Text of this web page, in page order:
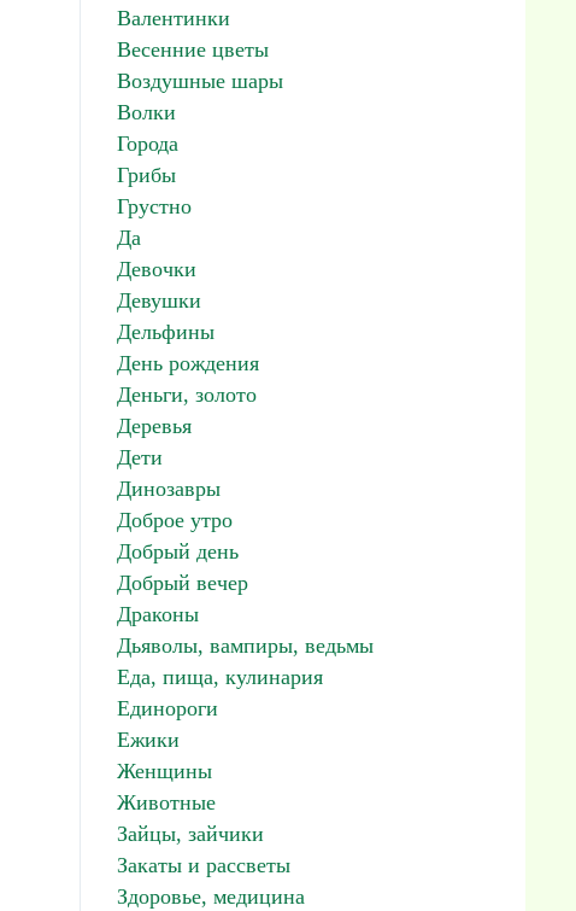
Валентинки
Весенние цветы
Воздушные шары
Волки
Города
Грибы
Грустно
Да
Девочки
Девушки
Дельфины
День рождения
Деньги, золото
Деревья
Дети
Динозавры
Доброе утро
Добрый день
Добрый вечер
Драконы
Дьяволы, вампиры, ведьмы
Еда, пища, кулинария
Единороги
Ежики
Женщины
Животные
Зайцы, зайчики
Закаты и рассветы
Здоровье, медицина